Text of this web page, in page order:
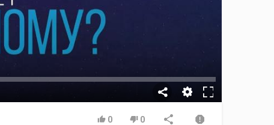
0 0